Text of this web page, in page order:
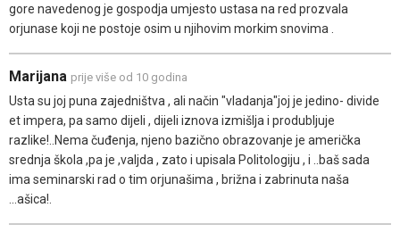
gore navedenog je gospodja umjesto ustasa na red prozvala
orjunase koji ne postoje osim u njihovim morkim snovima .
Marijana prije više od 10 godina
Usta su joj puna zajedništva , ali način "vladanja"joj je jedino- divide
et impera, pa samo dijeli , dijeli iznova izmišlja i produbljuje
razlike!..Nema čuđenja, njeno bazično obrazovanje je američka
srednja škola ,pa je ,valjda , zato i upisala Politologiju , i ..baš sada
ima seminarski rad o tim orjunašima , brižna i zabrinuta naša
...ašica!.